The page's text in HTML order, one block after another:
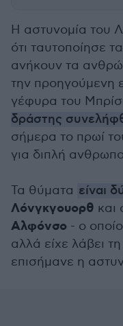
Η αστυνομία του
ότι ταυτοποίησε
ανήκουν τα
την προηγούμενη
γέφυρα του
δράστης
σήμερα το πρωί
για διπλή
Τα θύματα είναι
Λόνγκγουορθ και
Αλφόνσο - ο
αλλά είχε λάβει
επισήμανε η